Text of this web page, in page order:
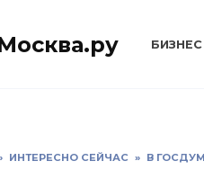
БИЗНЕС
ИНТЕРЕСНО СЕЙЧАС » В